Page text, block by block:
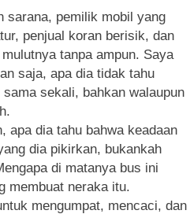
sarana, pemilik mobil yang
penjual koran berisik, dan
tanpa ampun. Saya
saja, apa dia tidak tahu
sekali, bahkan walaupun
apa dia tahu bahwa keadaan
dia pikirkan, bukankah
di matanya bus ini
membuat neraka itu.
mengumpat, mencaci, dan